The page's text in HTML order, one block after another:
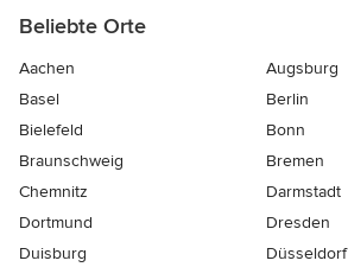
Beliebte Orte
Aachen
Augsburg
Basel
Berlin
Bielefeld
Bonn
Braunschweig
Bremen
Chemnitz
Darmstadt
Dortmund
Dresden
Duisburg
Düsseldorf